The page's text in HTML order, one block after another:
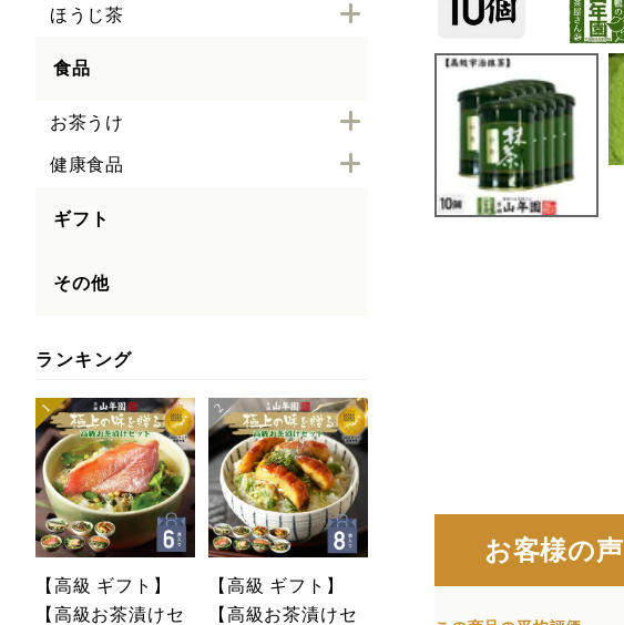
ほうじ茶
食品
お茶うけ
健康食品
ギフト
その他
ランキング
【高級 ギフト】
【高級お茶漬けセ
【高級 ギフト】
【高級お茶漬けセ
お客様の声